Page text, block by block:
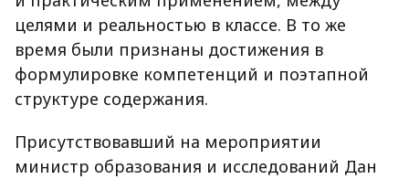
целями и реальностью в классе. В то же
время были признаны достижения в
формулировке компетенций и поэтапной
структуре содержания.
Присутствовавший на мероприятии
министр образования и исследований Дан